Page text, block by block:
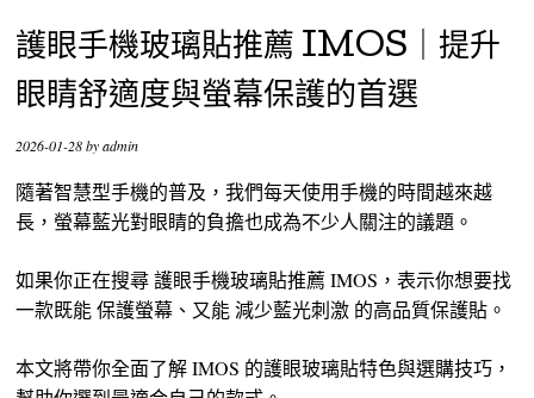
護眼手機玻璃貼推薦 IMOS｜提升
眼睛舒適度與螢幕保護的首選
2026-01-28byadmin
隨著智慧型手機的普及，我們每天使用手機的時間越來越
長，螢幕藍光對眼睛的負擔也成為不少人關注的議題。
如果你正在搜尋 護眼手機玻璃貼推薦 IMOS，表示你想要找
一款既能 保護螢幕、又能 減少藍光刺激 的高品質保護貼。
本文將帶你全面了解 IMOS 的護眼玻璃貼特色與選購技巧，